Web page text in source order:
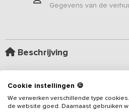
Gegevens van de
Beschrijving
geschikt voor groepen tot 30
rust en ruimte op een sfeervolle
Aangrenzend aan de accommodatie
Cookie instellingen 🍪
We verwerken verschillende type
de website goed. Daarnaast gebruiken